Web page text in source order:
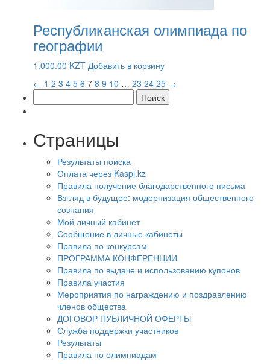
Республиканская олимпиада по
географии
1,000.00 KZT Добавить в корзину
← 1 2 3 4 5 6 7 8 9 10 … 23 24 25 →
Страницы
Результаты поиска
Оплата через Kaspi.kz
Правила получение благодарственного письма
Взгляд в будущее: модернизация общественного
сознания
Мой личный кабинет
Сообщение в личные кабинеты
Правила по конкурсам
ПРОГРАММА КОНФЕРЕНЦИИ
Правила по выдаче и использованию купонов
Правила участия
Мероприятия по награждению и поздравлению
членов общества
ДОГОВОР ПУБЛИЧНОЙ ОФЕРТЫ
Служба поддержки участников
Результаты
Правила по олимпиадам